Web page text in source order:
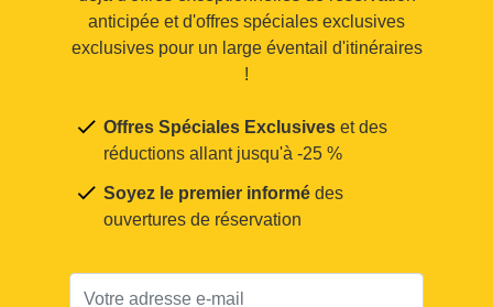
anticipée et d'offres spéciales exclusives
exclusives pour un large éventail d'itinéraires
!
Offres Spéciales Exclusives et des
réductions allant jusqu'à -25 %
Soyez le premier informé des
ouvertures de réservation